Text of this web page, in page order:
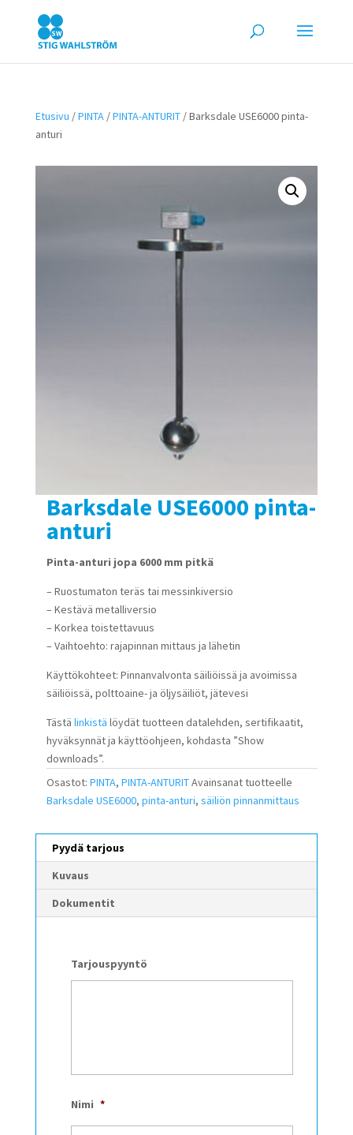
Etusivu /PINTA/PINTA-ANTURIT/ Barksdale USE6000 pinta-
anturi
Barksdale USE6000 pinta-
anturi
Pinta-anturi jopa 6000 mm pitkä
– Ruostumaton teräs tai messinkiversio
– Kestävä metalliversio
– Korkea toistettavuus
– Vaihtoehto: rajapinnan mittaus ja lähetin
Käyttökohteet: Pinnanvalvonta säiliöissä ja avoimissa
säiliöissä, polttoaine- ja öljysäiliöt, jätevesi
Tästä linkistä löydät tuotteen datalehden, sertifikaatit,
hyväksynnät ja käyttöohjeen, kohdasta ”Show
downloads”.
Osastot: PINTA, PINTA-ANTURITAvainsanat tuotteelle
Barksdale USE6000, pinta-anturi, säiliön pinnanmittaus
Pyydä tarjous
Kuvaus
Dokumentit
Tarjouspyyntö
Nimi *